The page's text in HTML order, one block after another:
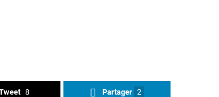
8 Partager 2